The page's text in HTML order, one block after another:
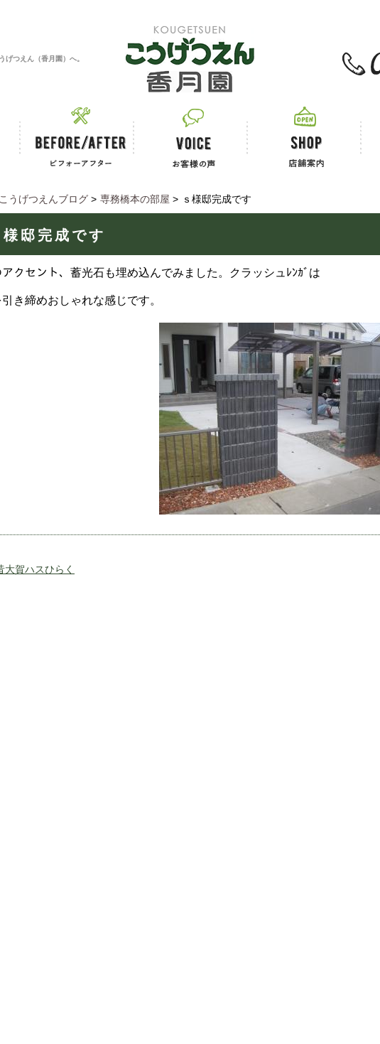
げつえん（香月園）へ。
こうげつえんブログ > 専務橋本の部屋 > ｓ様邸完成です
様邸完成です
アクセント、蓄光石も埋め込んでみました。クラッシュﾚﾝｶﾞは
き締めおしゃれな感じです。
大賀ハスひらく